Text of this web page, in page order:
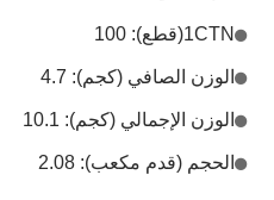
1CTN(قطع): 100
الوزن الصافي (كجم): 4.7
الوزن الإجمالي (كجم): 10.1
الحجم (قدم مكعب): 2.08